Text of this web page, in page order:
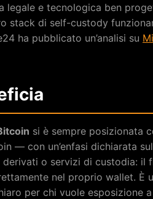
legale e tecnologica ben
stack di self-custody
ha pubblicato un’analisi su
si è sempre posizionata
— con un’enfasi dichiarata
o servizi di custodia: il
nel proprio wallet. È
per chi vuole esposizione